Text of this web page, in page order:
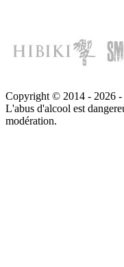
Copyright © 2014 - 2026
L'abus d'alcool est
modération.